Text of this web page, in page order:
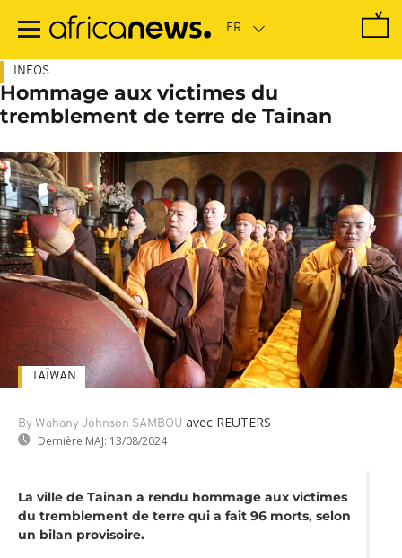
contenu
INFOS
Hommage aux victimes du
tremblement de terre de Tainan
By Wahany Johnson SAMBOU avec REUTERS
Dernière MAJ: 13/08/2024
TAÏWAN
La ville de Tainan a rendu hommage aux victimes
du tremblement de terre qui a fait 96 morts, selon
un bilan provisoire.